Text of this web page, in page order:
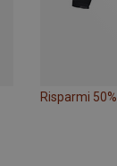
Risparmi 50%